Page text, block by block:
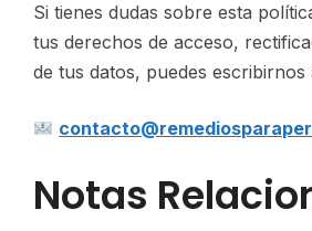
Si tienes dudas sobre esta
tus derechos de acceso,
de tus datos, puedes escribirnos
Notas